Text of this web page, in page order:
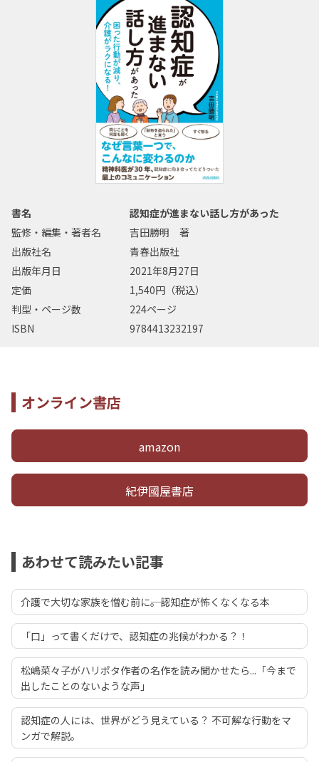
書名
認知症が進まない話し方があった
監修・編集・著者名
吉田勝明 著
出版社名
青春出版社
出版年月日
2021年8月27日
定価
1,540円（税込）
判型・ページ数
224ページ
ISBN
9784413232197
オンライン書店
amazon
紀伊國屋書店
あわせて読みたい記事
介護で大切な家族を憎む前に――。認知症が怖くなくなる本
「口」って書くだけで、認知症の兆候がわかる？！
松嶋菜々子がハリポタ作者の名作を読み聞かせたら...「今まで
出したことのないような声」
認知症の人には、世界がどう見えている？ 不可解な行動をマ
ンガで解説。